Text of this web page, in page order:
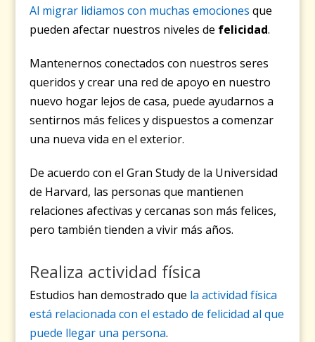
Al migrar lidiamos con muchas emociones que
pueden afectar nuestros niveles de felicidad.
Mantenernos conectados con nuestros seres
queridos y crear una red de apoyo en nuestro
nuevo hogar lejos de casa, puede ayudarnos a
sentirnos más felices y dispuestos a comenzar
una nueva vida en el exterior.
De acuerdo con el Gran Study de la Universidad
de Harvard, las personas que mantienen
relaciones afectivas y cercanas son más felices,
pero también tienden a vivir más años.
Realiza actividad física
Estudios han demostrado que la actividad física
está relacionada con el estado de felicidad al que
puede llegar una persona.